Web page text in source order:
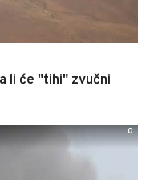
li će "tihi" zvučni
0